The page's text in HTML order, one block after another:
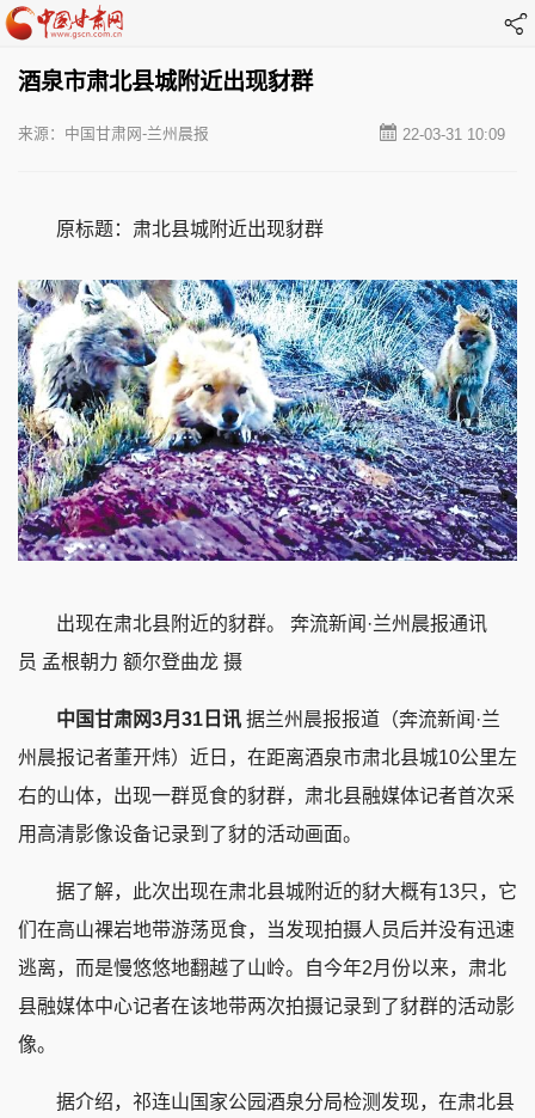
酒泉市肃北县城附近出现豺群
22-03-31 10:09
来源：中国甘肃网-兰州晨报
原标题：肃北县城附近出现豺群
出现在肃北县附近的豺群。 奔流新闻·兰州晨报通讯
员 孟根朝力 额尔登曲龙 摄
中国甘肃网3月31日讯 据兰州晨报报道（奔流新闻·兰
州晨报记者董开炜）近日，在距离酒泉市肃北县城10公里左
右的山体，出现一群觅食的豺群，肃北县融媒体记者首次采
用高清影像设备记录到了豺的活动画面。
据了解，此次出现在肃北县城附近的豺大概有13只，它
们在高山裸岩地带游荡觅食，当发现拍摄人员后并没有迅速
逃离，而是慢悠悠地翻越了山岭。自今年2月份以来，肃北
县融媒体中心记者在该地带两次拍摄记录到了豺群的活动影
像。
据介绍，祁连山国家公园酒泉分局检测发现，在肃北县